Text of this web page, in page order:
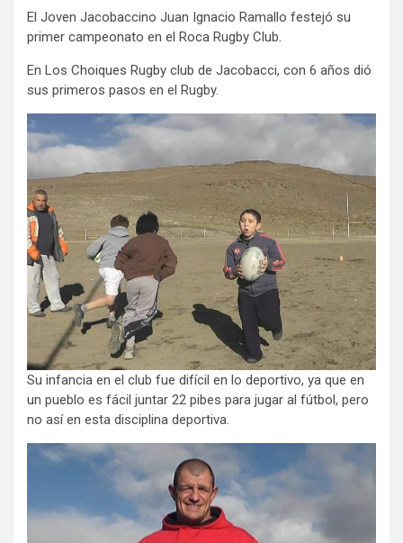
El Joven Jacobaccino Juan Ignacio Ramallo festejó su
primer campeonato en el Roca Rugby Club.
En Los Choiques Rugby club de Jacobacci, con 6 años dió
sus primeros pasos en el Rugby.
Su infancia en el club fue difícil en lo deportivo, ya que en
un pueblo es fácil juntar 22 pibes para jugar al fútbol, pero
no así en esta disciplina deportiva.